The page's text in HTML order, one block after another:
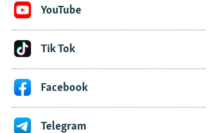
YouTube
Tik Tok
Facebook
Telegram